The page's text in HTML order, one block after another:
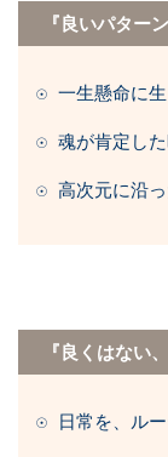
『良いパター
☉ 一生懸命に生
☉ 魂が肯定し
☉ 高次元に沿
『良くはない
☉ 日常を、ルー